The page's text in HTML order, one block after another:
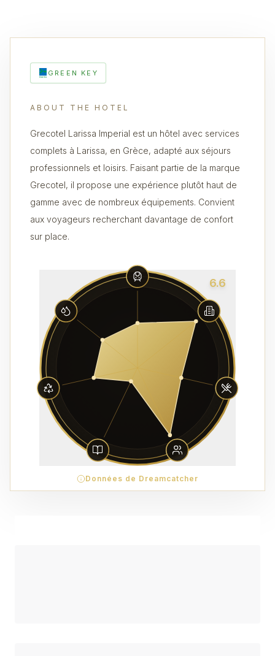
GREEN KEY
ABOUT THE HOTEL
Grecotel Larissa Imperial est un hôtel avec services
complets à Larissa, en Grèce, adapté aux séjours
professionnels et loisirs. Faisant partie de la marque
Grecotel, il propose une expérience plutôt haut de
gamme avec de nombreux équipements. Convient
aux voyageurs recherchant davantage de confort
sur place.
6.6
Données de Dreamcatcher